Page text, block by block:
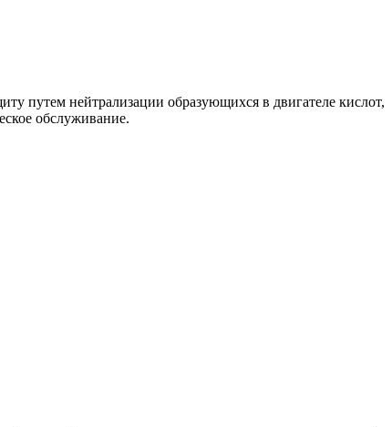
путем нейтрализации образующихся в двигателе кислот,
обслуживание.